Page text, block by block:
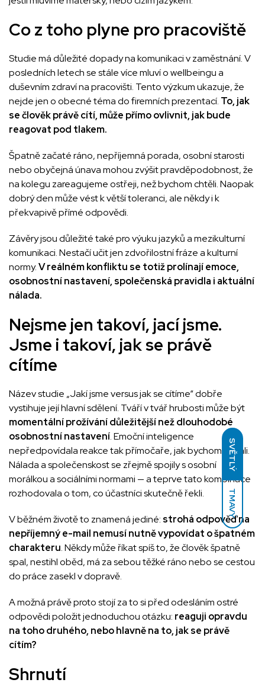
SVĚTLÝ
TMAVÝ
Co z toho plyne pro pracoviště
Studie má důležité dopady na komunikaci v zaměstnání. V
posledních letech se stále více mluví o wellbeingu a
duševním zdraví na pracovišti. Tento výzkum ukazuje, že
nejde jen o obecné téma do firemních prezentací. To, jak
se člověk právě cítí, může přímo ovlivnit, jak bude
reagovat pod tlakem.
Špatně začaté ráno, nepříjemná porada, osobní starosti
nebo obyčejná únava mohou zvýšit pravděpodobnost, že
na kolegu zareagujeme ostřeji, než bychom chtěli. Naopak
dobrý den může vést k větší toleranci, ale někdy i k
překvapivě přímé odpovědi.
Závěry jsou důležité také pro výuku jazyků a mezikulturní
komunikaci. Nestačí učit jen zdvořilostní fráze a kulturní
normy.V reálném konfliktu se totiž prolínají emoce,
osobnostní nastavení, společenská pravidla i aktuální
nálada.
Nejsme jen takoví, jací jsme.
Jsme i takoví, jak se právě
cítíme
Název studie „Jakí jsme versus jak se cítíme“ dobře
vystihuje její hlavní sdělení. Tváří v tvář hrubosti může být
momentální prožívání důležitější než dlouhodobé
osobnostní nastavení. Emoční inteligence
nepředpovídala reakce tak přímočaře, jak bychom čekali.
Nálada a společenskost se zřejmě spojily s osobní
morálkou a sociálními normami — a teprve tato kombinace
rozhodovala o tom, co účastníci skutečně řekli.
V běžném životě to znamená jediné: strohá odpověď na
nepříjemný e-mail nemusí nutně vypovídat o špatném
charakteru. Někdy může říkat spíš to, že člověk špatně
spal, nestihl oběd, má za sebou těžké ráno nebo se cestou
do práce zasekl v dopravě.
A možná právě proto stojí za to si před odesláním ostré
odpovědi položit jednoduchou otázku: reaguji opravdu
na toho druhého, nebo hlavně na to, jak se právě
cítím?
Shrnutí